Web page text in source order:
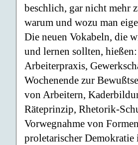
beschlich, gar nicht mehr
warum und wozu man
Die neuen Vokabeln, die
und lernen sollten, hießen:
Arbeiterpraxis,
Wochenende zur
von Arbeitern,
Räteprinzip, Rhetorik-
Vorwegnahme von Formen
proletarischer Demokratie